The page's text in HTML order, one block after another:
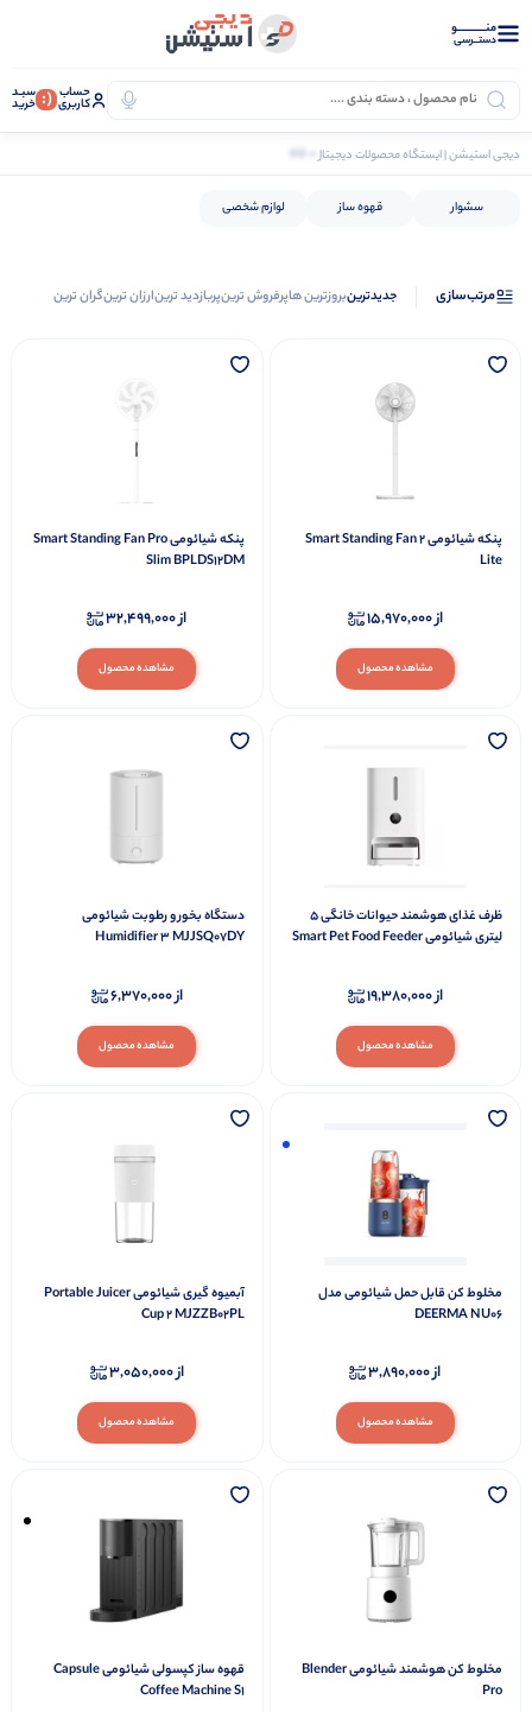
منــــــــــــو
دستــرسی
حساب
کاربری (: سبـد
خرید
دیجی استیشن | ایستگاه محصولات دیجیتال
سشوار قهوه ساز لوازم شخصی
مرتب‌سازی جدیدترینبروزترین هاپرفروش ترینپربازدید ترینارزان ترینگران ترین
پنکه شیائومی Smart Standing Fan 2
Lite
مشاهده محصول
از15,970,000
پنکه شیائومی Smart Standing Fan Pro
Slim BPLDS12DM
مشاهده محصول
از32,499,000
ظرف غذای هوشمند حیوانات خانگی 5
لیتری شیائومی Smart Pet Food Feeder
مشاهده محصول
از19,380,000
دستگاه بخور و رطوبت شیائومی
Humidifier 3 MJJSQ07DY
مشاهده محصول
از6,370,000
مخلوط کن قابل حمل شیائومی مدل
DEERMA NU06
مشاهده محصول
از3,890,000
آبمیوه گیری شیائومی Portable Juicer
Cup 2 MJZZB02PL
مشاهده محصول
از3,050,000
مخلوط‌ کن هوشمند شیائومی Blender
Pro
قهوه ساز کپسولی شیائومی Capsule
Coffee Machine S1